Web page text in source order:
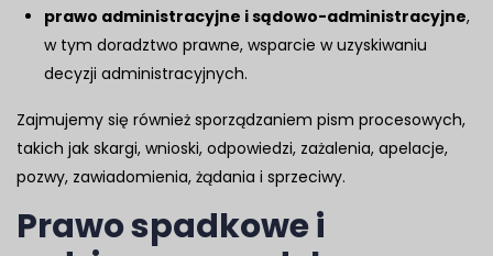
prawo administracyjne i sądowo-administracyjne,
w tym doradztwo prawne, wsparcie w uzyskiwaniu
decyzji administracyjnych.
Zajmujemy się również sporządzaniem pism procesowych,
takich jak skargi, wnioski, odpowiedzi, zażalenia, apelacje,
pozwy, zawiadomienia, żądania i sprzeciwy.
Prawo spadkowe i